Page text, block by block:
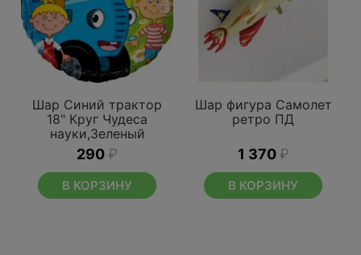
Шар Синий трактор
18" Круг Чудеса
науки,Зеленый
290 ₽
В КОРЗИНУ
Шар фигура Самолет
ретро ПД
1 370 ₽
В КОРЗИНУ